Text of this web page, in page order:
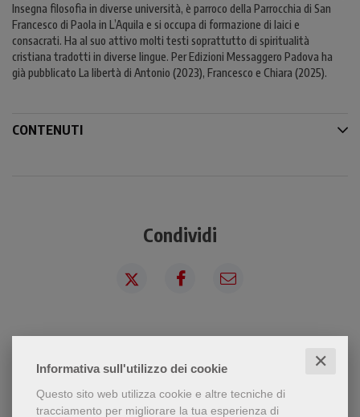
Informativa sull'utilizzo dei cookie ✕
Questo sito web utilizza cookie e altre tecniche di
tracciamento per migliorare la tua esperienza di
Insegna filosofia in diverse università, è parroco della Parrocchia di San
Francesco di Paola in L’Aquila e si occupa di formazione di laici e
consacrati. Ha al suo attivo molti testi soprattutto di spiritualità
cristiana tradotti in diverse lingue. Per Edizioni Messaggero Padova ha
già pubblicato La libertà di Antonio (2023), Francesco e Chiara (2025).
CONTENUTI
Condividi
Chi ha visto questo prodotto